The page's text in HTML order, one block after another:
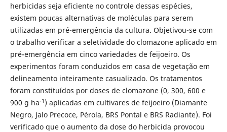
herbicidas seja eficiente no controle dessas espécies,
existem poucas alternativas de moléculas para serem
utilizadas em pré-emergência da cultura. Objetivou-se com
o trabalho verificar a seletividade do clomazone aplicado em
pré-emergência em cinco variedades de feijoeiro. Os
experimentos foram conduzidos em casa de vegetação em
delineamento inteiramente casualizado. Os tratamentos
foram constituídos por doses de clomazone (0, 300, 600 e
900 g ha-1 ) aplicadas em cultivares de feijoeiro (Diamante
Negro, Jalo Precoce, Pérola, BRS Pontal e BRS Radiante). Foi
verificado que o aumento da dose do herbicida provocou